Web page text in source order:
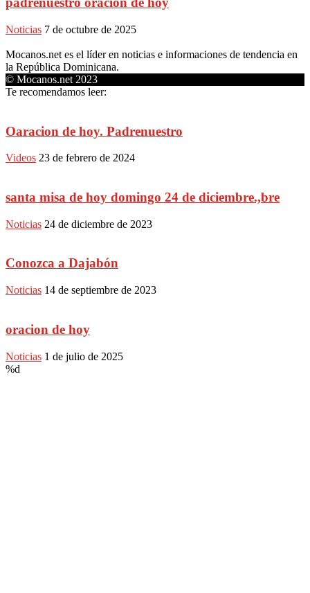
Noticias 7 de octubre de 2025
Mocanos.net es el líder en noticias e informaciones de tendencia en
la República Dominicana.
© Mocanos.net 2023
Te recomendamos leer:
Oaracion de hoy. Padrenuestro
Videos 23 de febrero de 2024
santa misa de hoy domingo 24 de diciembre.,bre
Noticias 24 de diciembre de 2023
Conozca a Dajabón
Noticias 14 de septiembre de 2023
oracion de hoy
Noticias 1 de julio de 2025
%d